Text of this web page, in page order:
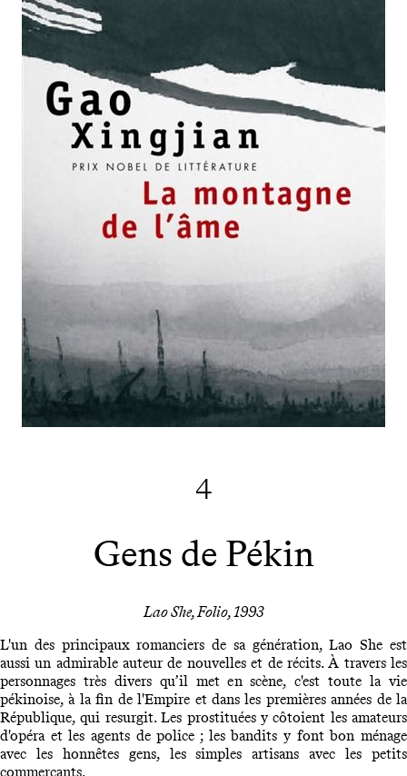
4
Gens de Pékin
Lao She, Folio, 1993
L'un des principaux romanciers de sa génération, Lao She est
aussi un admirable auteur de nouvelles et de récits. À travers les
personnages très divers qu’il met en scène, c'est toute la vie
pékinoise, à la fin de l'Empire et dans les premières années de la
République, qui resurgit. Les prostituées y côtoient les amateurs
d'opéra et les agents de police ; les bandits y font bon ménage
avec les honnêtes gens, les simples artisans avec les petits
commerçants.